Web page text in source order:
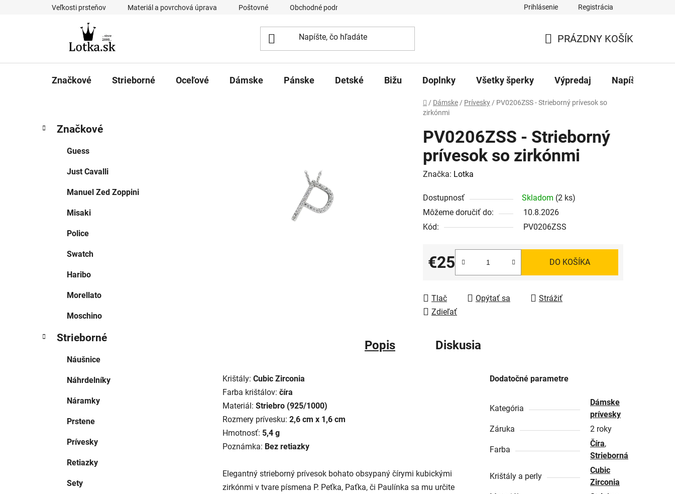
Veľkosti prsteňov Materiál a povrchová úprava Poštovné Obchodné podmienky Prihlásenie Registrácia
KOŠÍK
PRÁZDNY KOŠÍK
Značkové Strieborné Oceľové Dámske Pánske Detské Bižu Doplnky Všetky šperky Výpredaj Napíšte nám
Domov
/ Dámske / Prívesky / PV0206ZSS - Strieborný prívesok so
zirkónmi
B
kategórie
a
Značkové
Guess
Just Cavalli
Manuel Zed Zoppini
Misaki
Police
Swatch
Haribo
Morellato
Moschino
Strieborné
Náušnice
Náhrdelníky
Náramky
Prstene
Prívesky
Retiazky
Sety
PV0206ZSS - Strieborný
prívesok so zirkónmi
Značka: Lotka
Dostupnosť Skladom (2 ks)
Môžeme doručiť do:
10.8.2026
Kód:
PV0206ZSS
€25
Jednotková cena:
DO KOŠÍKA
Tlač Opýtať sa
Strážiť
Zdieľať
Popis Diskusia
Krištály: Cubic Zirconia
Farba krištálov: číra
Materiál: Striebro (925/1000)
Rozmery prívesku: 2,6 cm x 1,6 cm
Hmotnosť: 5,4 g
Poznámka: Bez retiazky
Elegantný strieborný prívesok bohato obsypaný čírymi kubickými
zirkónmi v tvare písmena P. Peťka, Paťka, či Paulínka sa mu určite
Dodatočné parametre
Kategória
Dámske
prívesky
Záruka
2 roky
Farba
Číra,
Strieborná
Krištály a perly
Cubic
Zirconia